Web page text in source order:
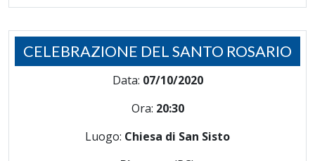
CELEBRAZIONE DEL SANTO ROSARIO
Data: 07/10/2020
Ora: 20:30
Luogo: Chiesa di San Sisto